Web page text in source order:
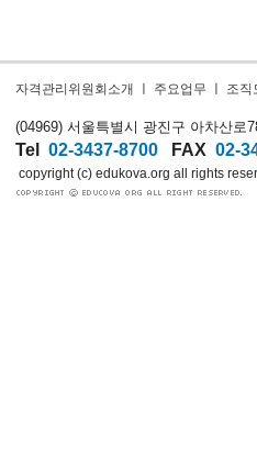
자격관리위원회소개 주요업무 조직
(04969) 서울특별시 광진구 아차산로
Tel 02-3437-8700 FAX 02-
copyright (c) edukova.org all rights